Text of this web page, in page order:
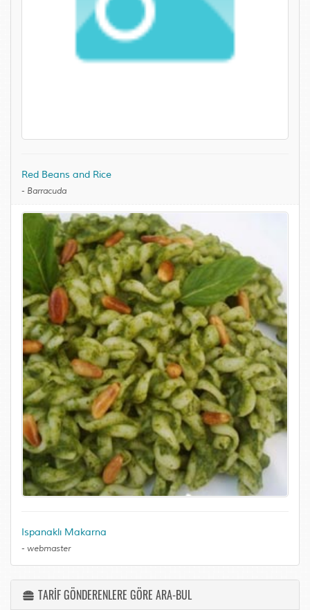
Red Beans and Rice
- Barracuda
Ispanaklı Makarna
- webmaster
TARİF GÖNDERENLERE GÖRE ARA-BUL